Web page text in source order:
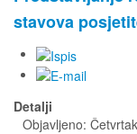
stavova
Detalji
Objavljeno: